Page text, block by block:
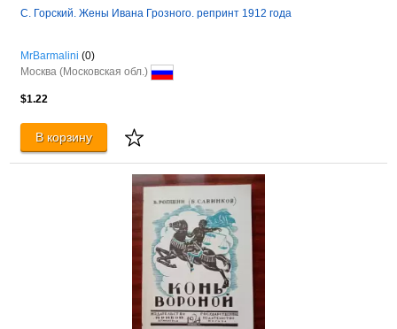
С. Горский. Жены Ивана Грозного. репринт 1912 года
MrBarmalini (0)
Москва (Московская обл.)
$1.22
В корзину